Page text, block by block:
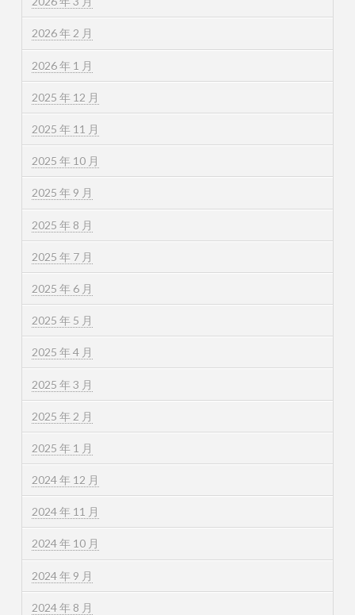
2026 年 2 月
2026 年 1 月
2025 年 12 月
2025 年 11 月
2025 年 10 月
2025 年 9 月
2025 年 8 月
2025 年 7 月
2025 年 6 月
2025 年 5 月
2025 年 4 月
2025 年 3 月
2025 年 2 月
2025 年 1 月
2024 年 12 月
2024 年 11 月
2024 年 10 月
2024 年 9 月
2024 年 8 月